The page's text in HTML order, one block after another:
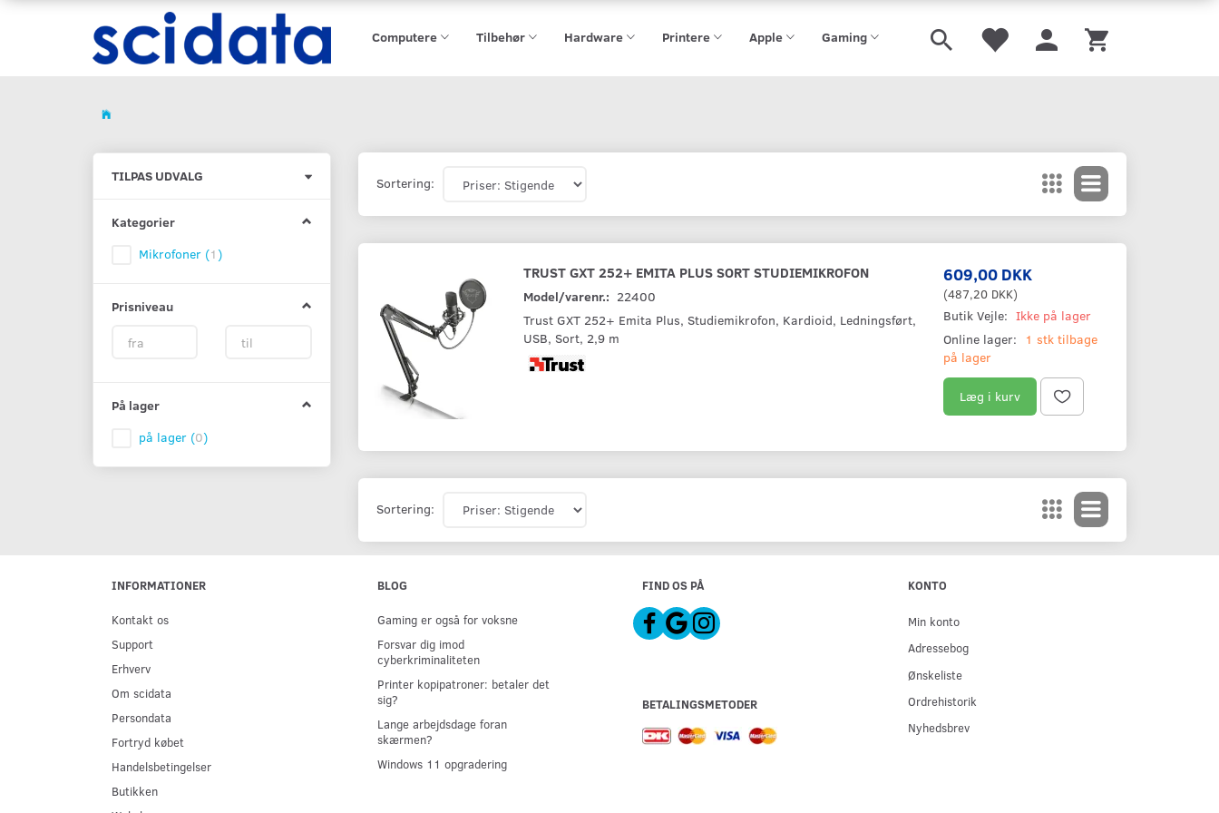
Computere Tilbehør Hardware Printere Apple Gaming
TILPAS UDVALG
Kategorier
Mikrofoner (1)
Prisniveau
På lager
på lager (0)
Sortering:
TRUST GXT 252+ EMITA PLUS SORT STUDIEMIKROFON
Model/varenr.: 22400
Trust GXT 252+ Emita Plus, Studiemikrofon, Kardioid, Ledningsført,
USB, Sort, 2,9 m
609,00 DKK
(487,20 DKK)
Butik Vejle: Ikke på lager
Online lager:
1 stk tilbage
på lager
Læg i kurv
Sortering:
INFORMATIONER
Kontakt os
Support
Erhverv
Om scidata
Persondata
Fortryd købet
Handelsbetingelser
Butikken
BLOG
Gaming er også for voksne
Forsvar dig imod
cyberkriminaliteten
Printer kopipatroner: betaler det
sig?
Lange arbejdsdage foran
skærmen?
Windows 11 opgradering
FIND OS PÅ
BETALINGSMETODER
KONTO
Min konto
Adressebog
Ønskeliste
Ordrehistorik
Nyhedsbrev